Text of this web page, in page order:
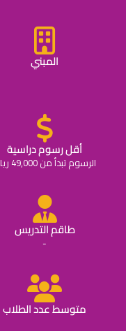
المبني
أقل رسوم دراسية
الرسوم تبدأ من 49,000 ريال
طاقم التدريس
-
متوسط عدد الطلاب